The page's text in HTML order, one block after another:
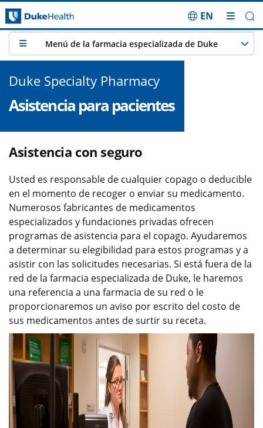
Saltar navegación
EN
Duke Specialty Pharmacy
Asistencia para pacientes
Menú de la farmacia especializada de Duke
Asistencia con seguro
Usted es responsable de cualquier copago o deducible
en el momento de recoger o enviar su medicamento.
Numerosos fabricantes de medicamentos
especializados y fundaciones privadas ofrecen
programas de asistencia para el copago. Ayudaremos
a determinar su elegibilidad para estos programas y a
asistir con las solicitudes necesarias. Si está fuera de la
red de la farmacia especializada de Duke, le haremos
una referencia a una farmacia de su red o le
proporcionaremos un aviso por escrito del costo de
sus medicamentos antes de surtir su receta.